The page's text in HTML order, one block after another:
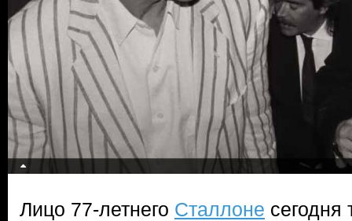
Лицо 77-летнего Сталлоне сегодня